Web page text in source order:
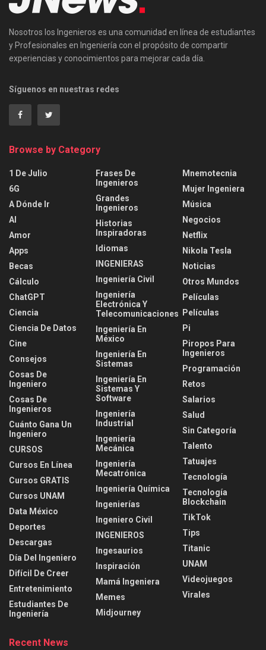
Nosotros los Ingenieros es una comunidad en línea de estudiantes
y Profesionales en Ingeniería con el propósito de compartir
experiencias y conocimientos para mejorar cada día.
Síguenos en nuestras redes
Browse by Category
1 De Julio
6G
A Dónde Ir
AI
Amor
Apps
Becas
Cálculo
ChatGPT
Ciencia
Ciencia De Datos
Cine
Consejos
Cosas De
Ingeniero
Cosas De
Ingenieros
Cuánto Gana Un
Ingeniero
CURSOS
Cursos En Línea
Cursos GRATIS
Cursos UNAM
Data México
Deportes
Descargas
Día Del Ingeniero
Difícil De Creer
Entretenimiento
Estudiantes De
Ingeniería
Frases De
Ingenieros
Grandes
Ingenieros
Historias
Inspiradoras
Idiomas
INGENIERAS
Ingeniería Civil
Ingeniería
Electrónica Y
Telecomunicaciones
Ingeniería En
México
Ingeniería En
Sistemas
Ingeniería En
Sistemas Y
Software
Ingeniería
Industrial
Ingeniería
Mecánica
Ingeniería
Mecatrónica
Ingeniería Química
Ingenierías
Ingeniero Civil
INGENIEROS
Ingesaurios
Inspiración
Mamá Ingeniera
Memes
Midjourney
Mnemotecnia
Mujer Ingeniera
Música
Negocios
Netflix
Nikola Tesla
Noticias
Otros Mundos
Películas
Películas
Pi
Piropos Para
Ingenieros
Programación
Retos
Salarios
Salud
Sin Categoría
Talento
Tatuajes
Tecnología
Tecnología
Blockchain
TikTok
Tips
Titanic
UNAM
Videojuegos
Virales
Recent News